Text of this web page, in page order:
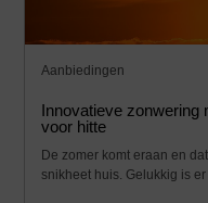
Aanbiedingen
Innovatieve zonwering
voor hitte
De zomer komt eraan en
snikheet huis. Gelukkig is